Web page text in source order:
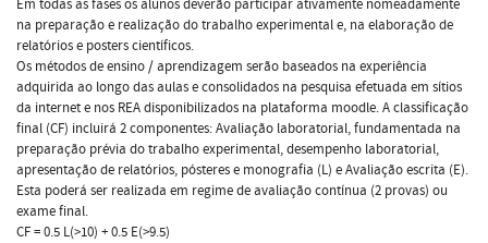
na preparação e realização do trabalho experimental e, na elaboração de
relatórios e posters científicos.
Os métodos de ensino / aprendizagem serão baseados na experiência
adquirida ao longo das aulas e consolidados na pesquisa efetuada em sítios
da internet e nos REA disponibilizados na plataforma moodle. A classificação
final (CF) incluirá 2 componentes: Avaliação laboratorial, fundamentada na
preparação prévia do trabalho experimental, desempenho laboratorial,
apresentação de relatórios, pósteres e monografia (L) e Avaliação escrita (E).
Esta poderá ser realizada em regime de avaliação contínua (2 provas) ou
exame final.
CF = 0.5 L(>10) + 0.5 E(>9.5)